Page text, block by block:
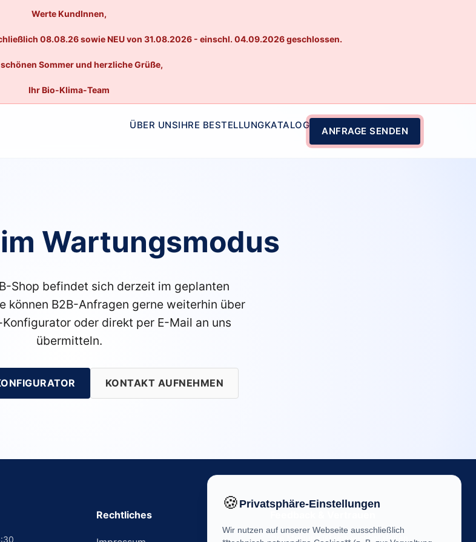
Werte KundInnen,
08.08.26 sowie NEU von 31.08.2026 - einschl. 04.09.2026 geschlossen.
Sommer und herzliche Grüße,
Ihr Bio-Klima-Team
ÜBER UNSIHRE BESTELLUNGKATALOG
ANFRAGE SENDEN
Wartungsmodus
Shop befindet sich derzeit im geplanten
können B2B-Anfragen gerne weiterhin über
oder direkt per E-Mail an uns
übermitteln.
KONTAKT AUFNEHMEN
Rechtliches
Ihre Meinung ist uns wichtig! Helfen
🍪Privatsphäre-Einstellungen
Wir nutzen auf unserer Webseite ausschließlich